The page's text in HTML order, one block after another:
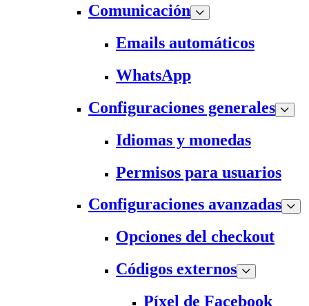
Comunicación
Emails automáticos
WhatsApp
Configuraciones generales
Idiomas y monedas
Permisos para usuarios
Configuraciones avanzadas
Opciones del checkout
Códigos externos
Píxel de Facebook